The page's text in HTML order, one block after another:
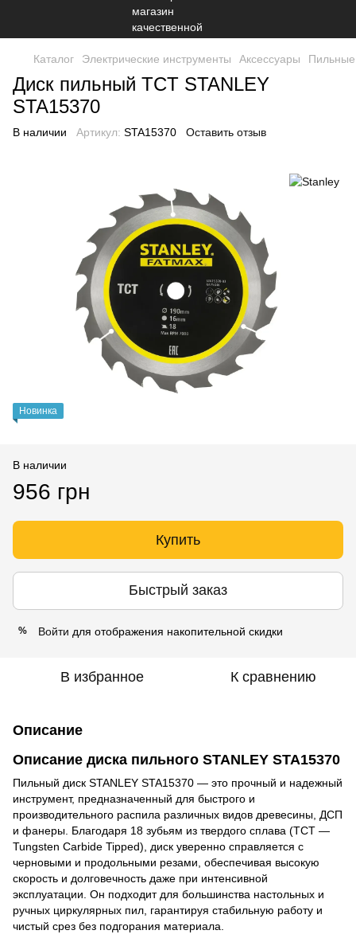
Каталог Электрические инструменты Аксессуары Пильные
Диск пильный TCT STANLEY
STA15370
В наличии Артикул: STA15370 Оставить отзыв
Новинка
В наличии
956 грн
Купить
Быстрый заказ
% Войти для отображения накопительной скидки
В избранное К сравнению
Описание
Описание диска пильного STANLEY STA15370
Пильный диск STANLEY STA15370 — это прочный и надежный
инструмент, предназначенный для быстрого и
производительного распила различных видов древесины, ДСП
и фанеры. Благодаря 18 зубьям из твердого сплава (TCT —
Tungsten Carbide Tipped), диск уверенно справляется с
черновыми и продольными резами, обеспечивая высокую
скорость и долговечность даже при интенсивной
эксплуатации. Он подходит для большинства настольных и
ручных циркулярных пил, гарантируя стабильную работу и
чистый срез без подгорания материала.